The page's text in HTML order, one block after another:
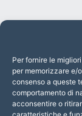
Per fornire le
per memorizzare e/
consenso a queste
comportamento di
acconsentire o